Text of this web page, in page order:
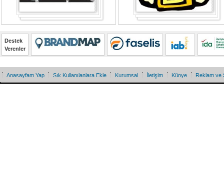
Destek
Verenler
Anasayfam Yap Sık Kullanılanlara Ekle Kurumsal İletişim Künye Reklam ve